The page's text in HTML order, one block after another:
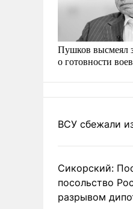
Пушков высмеял
о готовности
ВСУ сбежали
Сикорский:
посольство
разрывом